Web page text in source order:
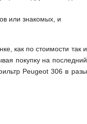
или знакомых, и
как по стоимости так и
покупку на последний
Peugeot 306 в разы